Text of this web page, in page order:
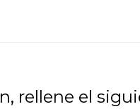
rellene el